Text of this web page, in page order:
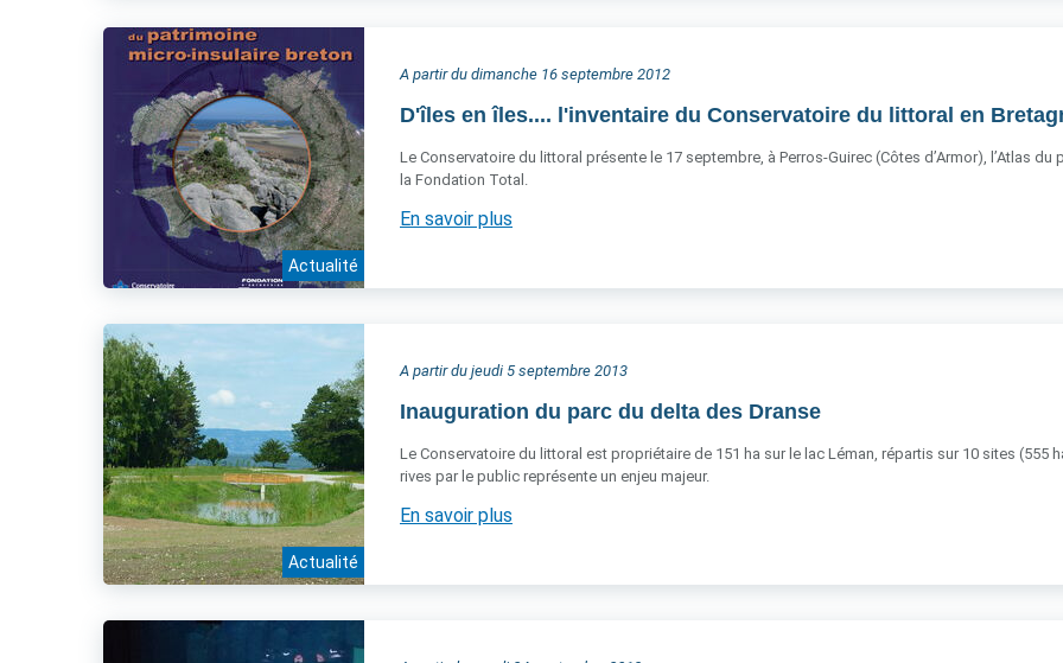
Actualité
A partir du dimanche 16 septembre 2012
D'îles en îles.... l'inventaire du Conservatoire du littoral en
Le Conservatoire du littoral présente le 17 septembre, à Perros-Guirec (Côtes d’Armor), l’Atlas
la Fondation Total.
En savoir plus
Actualité
A partir du jeudi 5 septembre 2013
Inauguration du parc du delta des Dranse
Le Conservatoire du littoral est propriétaire de 151 ha sur le lac Léman, répartis sur 10 sites (555
rives par le public représente un enjeu majeur.
En savoir plus